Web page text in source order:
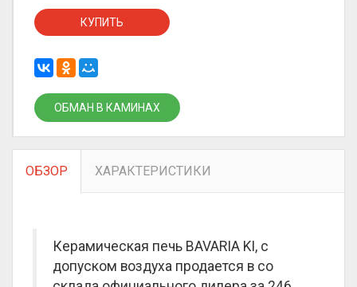
КУПИТЬ
ОБМАН В КАМИНАХ
ОБЗОР ХАРАКТЕРИСТИКИ
Керамическая печь BAVARIA KI, с
допуском воздуха продается в со